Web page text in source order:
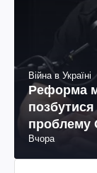
Війна в Україні
Реформа
проблему
Вчора